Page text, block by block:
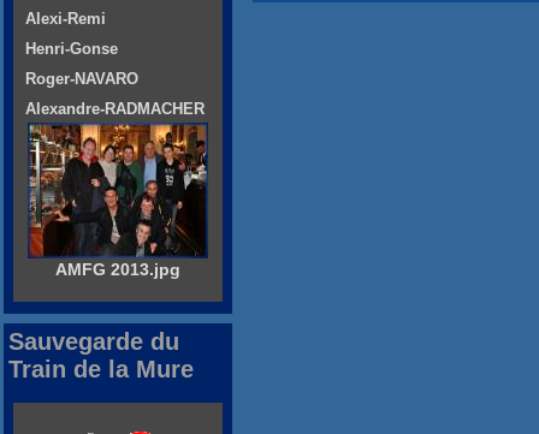
Alexi-Remi
Henri-Gonse
Roger-NAVARO
Alexandre-RADMACHER
AMFG 2013.jpg
Sauvegarde du
Train de la Mure